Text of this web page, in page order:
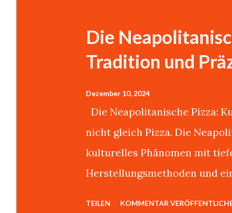
Die
Tradition und
Dezember 10, 2024
Die Neapolitanische Pizza:
nicht gleich Pizza. Die
kulturelles Phänomen mit
Herstellungsmethoden und
TEILEN KOMMENTAR